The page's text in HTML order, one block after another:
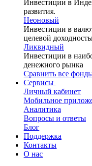
Инвестиции в
развития.
Неоновый
Инвестиции в
целевой
Ликвидный
Инвестиции в
денежного рынка
Сравнить все
Сервисы
Личный кабинет
Мобильное
Аналитика
Вопросы и ответы
Блог
Поддержка
Контакты
О нас